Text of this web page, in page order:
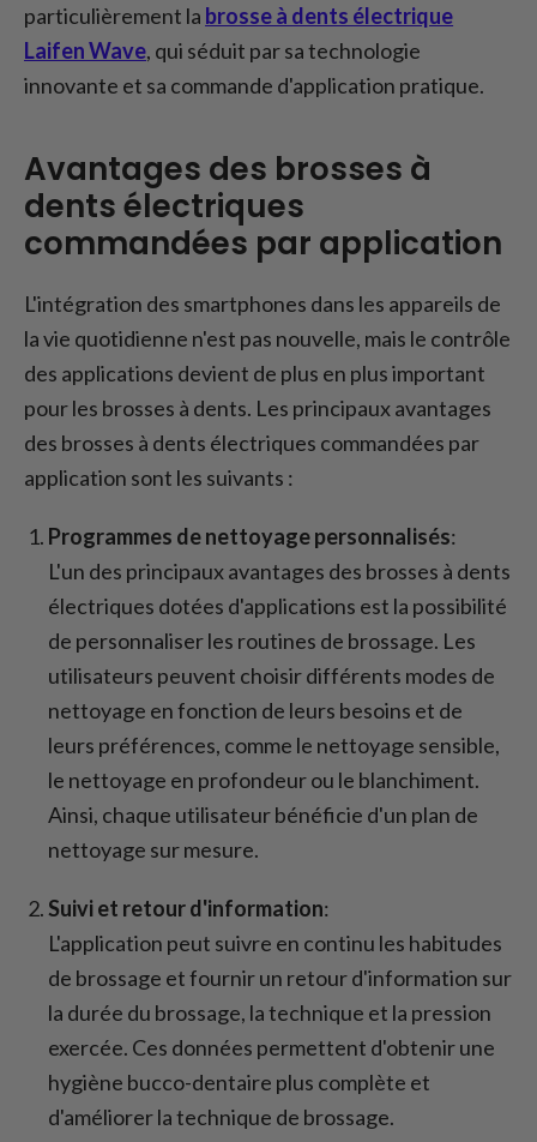
particulièrement la brosse à dents électrique
Laifen Wave, qui séduit par sa technologie
innovante et sa commande d'application pratique.
Avantages des brosses à
dents électriques
commandées par application
L'intégration des smartphones dans les appareils de
la vie quotidienne n'est pas nouvelle, mais le contrôle
des applications devient de plus en plus important
pour les brosses à dents. Les principaux avantages
des brosses à dents électriques commandées par
application sont les suivants :
Programmes de nettoyage personnalisés:
L'un des principaux avantages des brosses à dents
électriques dotées d'applications est la possibilité
de personnaliser les routines de brossage. Les
utilisateurs peuvent choisir différents modes de
nettoyage en fonction de leurs besoins et de
leurs préférences, comme le nettoyage sensible,
le nettoyage en profondeur ou le blanchiment.
Ainsi, chaque utilisateur bénéficie d'un plan de
nettoyage sur mesure.
Suivi et retour d'information:
L'application peut suivre en continu les habitudes
de brossage et fournir un retour d'information sur
la durée du brossage, la technique et la pression
exercée. Ces données permettent d'obtenir une
hygiène bucco-dentaire plus complète et
d'améliorer la technique de brossage.